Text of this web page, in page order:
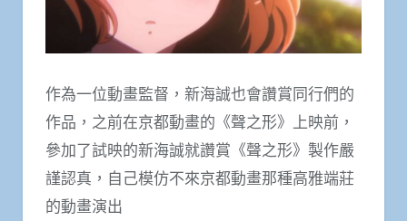
作為一位動畫監督，新海誠也會讚賞同行們的
作品，之前在京都動畫的《聲之形》上映前，
參加了試映的新海誠就讚賞《聲之形》製作嚴
謹認真，自己模仿不來京都動畫那種高雅端莊
的動畫演出